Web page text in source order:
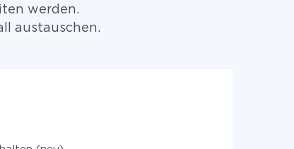
werden.
austauschen.